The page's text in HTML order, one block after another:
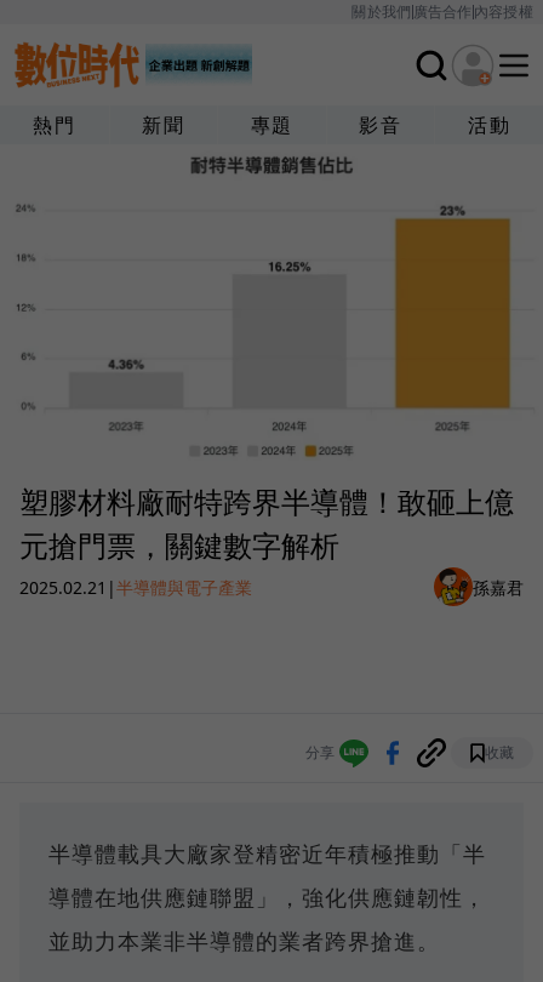
關於我們廣告合作內容授權
熱門 新聞 專題 影音 活動
塑膠材料廠耐特跨界半導體！敢砸上億
元搶門票，關鍵數字解析
2025.02.21 |半導體與電子產業 孫嘉君
分享 收藏
半導體載具大廠家登精密近年積極推動「半
導體在地供應鏈聯盟」，強化供應鏈韌性，
並助力本業非半導體的業者跨界搶進。